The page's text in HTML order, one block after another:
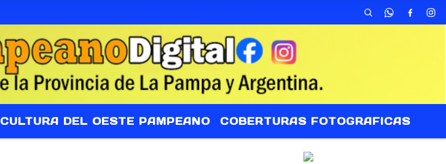
CULTURA DEL OESTE PAMPEANO COBERTURAS FOTOGRAFICAS